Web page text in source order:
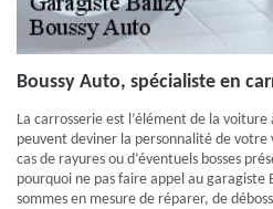
Boussy Auto, spécialiste en
La carrosserie est l’élément de la
peuvent deviner la personnalité de votre
cas de rayures ou d’éventuels bosses
pourquoi ne pas faire appel au garagiste
sommes en mesure de réparer, de